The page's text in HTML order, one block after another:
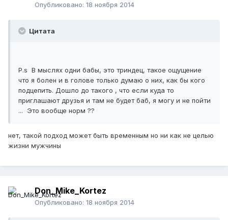
Опубликовано: 18 ноября 2014
Цитата
P.s В мыслях одни бабы, это триндец, такое ощущение
что я болен и в голове только думаю о них, как бы кого
подцепить. Дошло до такого , что если куда то
приглашают друзья и там не будет баб, я могу и не пойти
... Это вообще норм ??
нет, такой подход может быть временным но ни как не целью
жизни мужчины
Don_Mike_Kortez
Опубликовано: 18 ноября 2014